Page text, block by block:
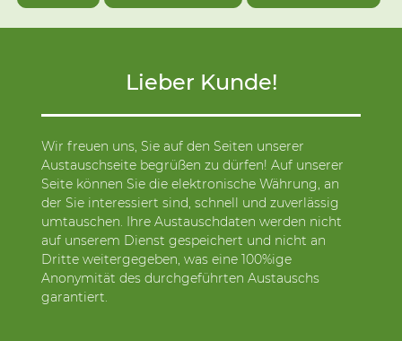
Lieber Kunde!
Wir freuen uns, Sie auf den Seiten unserer
Austauschseite begrüßen zu dürfen! Auf unserer
Seite können Sie die elektronische Währung, an
der Sie interessiert sind, schnell und zuverlässig
umtauschen. Ihre Austauschdaten werden nicht
auf unserem Dienst gespeichert und nicht an
Dritte weitergegeben, was eine 100%ige
Anonymität des durchgeführten Austauschs
garantiert.